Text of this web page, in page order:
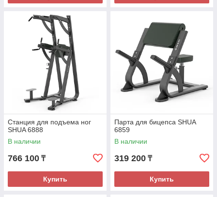
Станция для подъема ног
SHUA 6888
В наличии
766 100 ₸
Купить
Парта для бицепса SHUA
6859
В наличии
319 200 ₸
Купить